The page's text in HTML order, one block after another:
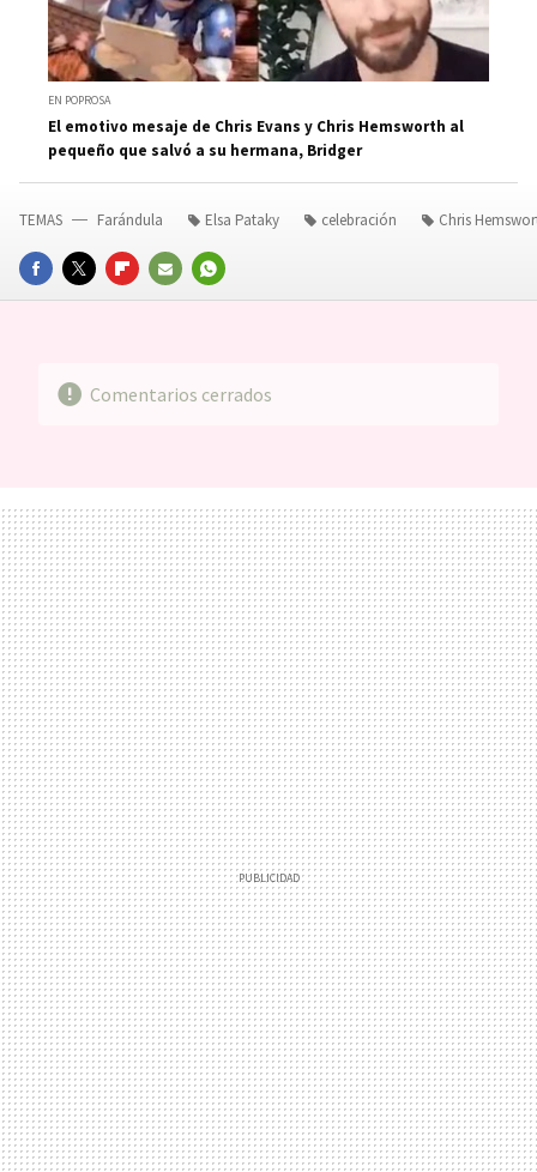
EN POPROSA
El emotivo mesaje de Chris Evans y Chris Hemsworth al
pequeño que salvó a su hermana, Bridger
FACEBOOKTWITTERFLIPBOARD
E-
WHATSAPP
TEMAS Farándula Elsa Pataky celebración Chris
Comentarios cerrados